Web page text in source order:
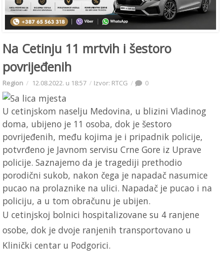
Na Cetinju 11 mrtvih i šestoro
povrijeđenih
Region 12.08.2022. u 18:57 Izvor: RTCG 0
U cetinjskom naselju Medovina, u blizini Vladinog
doma, ubijeno je 11 osoba, dok je šestoro
povrijeđenih, među kojima je i pripadnik policije,
potvrđeno je Javnom servisu Crne Gore iz Uprave
policije. Saznajemo da je tragediji prethodio
porodični sukob, nakon čega je napadač nasumice
pucao na prolaznike na ulici. Napadač je pucao i na
policiju, a u tom obračunu je ubijen.
U cetinjskoj bolnici hospitalizovane su 4 ranjene
osobe, dok je dvoje ranjenih transportovano u
Klinički centar u Podgorici.